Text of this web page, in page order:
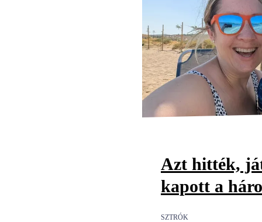
Azt hitték,
kapott a
SZTRÓK